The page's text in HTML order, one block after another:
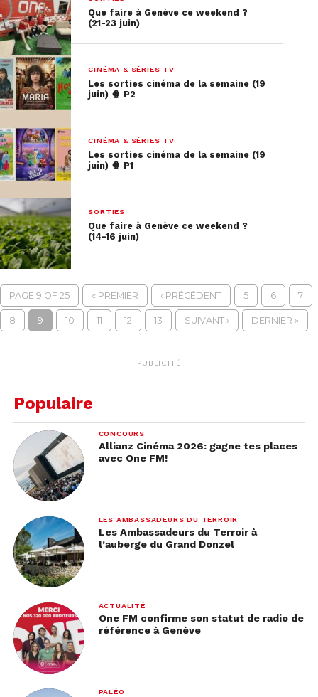
Que faire à Genève ce weekend ?
(21-23 juin)
CINÉMA & SÉRIES TV
Les sorties cinéma de la semaine (19
juin) 🍿 P2
CINÉMA & SÉRIES TV
Les sorties cinéma de la semaine (19
juin) 🍿 P1
SORTIES
Que faire à Genève ce weekend ?
(14-16 juin)
PAGE 9 OF 25 « PREMIER ‹ PRÉCÉDENT 5 6 7
8 9 10 11 12 13 SUIVANT › DERNIER »
PUBLICITÉ
Populaire
CONCOURS
Allianz Cinéma 2026: gagne tes places
avec One FM!
LES AMBASSADEURS DU TERROIR
Les Ambassadeurs du Terroir à
l’auberge du Grand Donzel
ACTUALITÉ
One FM confirme son statut de radio de
référence à Genève
PALÉO